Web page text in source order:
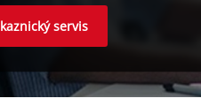
servis